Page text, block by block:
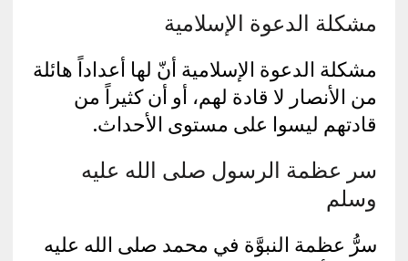
مشكلة الدعوة الإسلامية
مشكلة الدعوة الإسلامية أنّ لها أعداداً هائلة
من الأنصار لا قادة لهم، أو أن كثيراً من
قادتهم ليسوا على مستوى الأحداث.
سر عظمة الرسول صلى الله عليه
وسلم
سرُّ عظمة النبوَّة في محمد صلى الله عليه